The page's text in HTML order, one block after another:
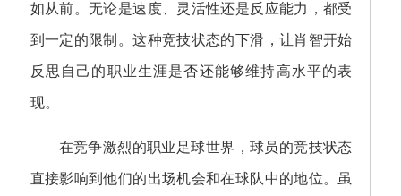
如从前。无论是速度、灵活性还是反应能力，都受
到一定的限制。这种竞技状态的下滑，让肖智开始
反思自己的职业生涯是否还能够维持高水平的表
现。
在竞争激烈的职业足球世界，球员的竞技状态
直接影响到他们的出场机会和在球队中的地位。虽